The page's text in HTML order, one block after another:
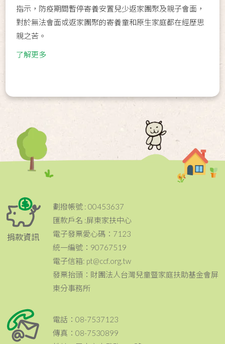
指示，防疫期間暫停寄養安置兒少返家團聚及親子會面，
對於無法會面或返家團聚的寄養童和原生家庭都在經歷思
親之苦。
了解更多
捐款資訊
劃撥帳號 : 00453637
匯款戶名 :屏東家扶中心
電子發票愛心碼：7123
統一編號：90767519
電子信箱: pt@ccf.org.tw
發票抬頭：財團法人台灣兒童暨家庭扶助基金會屏
東分事務所
電話：08-7537123
傳真：08-7530899